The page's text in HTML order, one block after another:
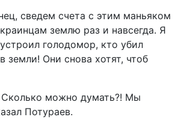
сведем счета с этим маньяком
землю раз и навсегда. Я
голодомор, кто убил
земли! Они снова хотят, чтоб
Сколько можно думать?! Мы
Потураев.